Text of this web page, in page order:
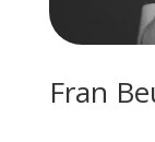
Fran